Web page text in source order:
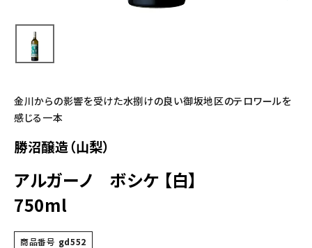
金川からの影響を受けた水捌けの良い御坂地区のテロワールを
感じる一本
勝沼醸造（山梨）
アルガーノ ボシケ 【白】
750ml
商品番号 gd552